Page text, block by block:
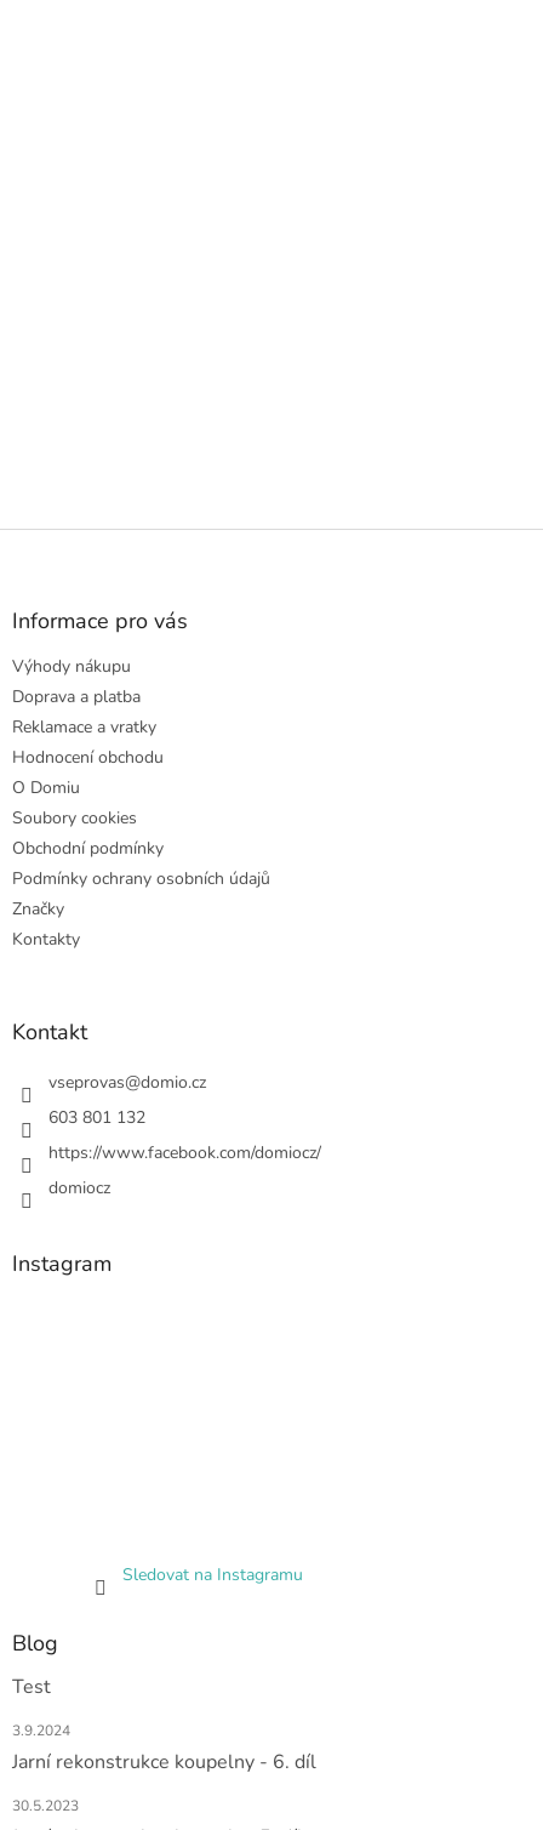
Z
Informace pro vás
Výhody nákupu
Doprava a platba
Reklamace a vratky
Hodnocení obchodu
O Domiu
Soubory cookies
Obchodní podmínky
Podmínky ochrany osobních údajů
Značky
Kontakty
Kontakt
vseprovas@domio.cz
603 801 132
https://www.facebook.com/domiocz/
domiocz
Instagram
Sledovat na Instagramu
Blog
Test
3.9.2024
Jarní rekonstrukce koupelny - 6. díl
30.5.2023